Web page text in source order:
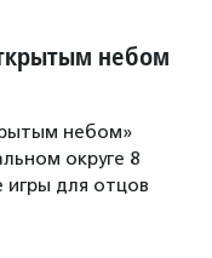
небом
небом»
округе 8
игры для отцов